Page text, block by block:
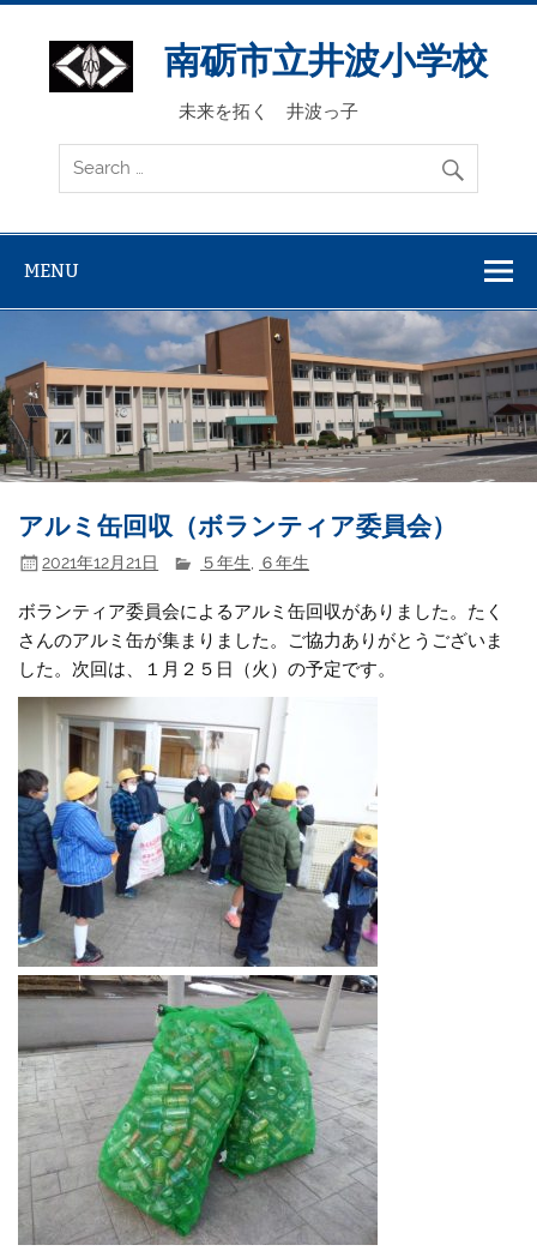
Skip
content
南砺市立井波小学校
未来を拓く 井波っ子
MENU
アルミ缶回収（ボランティア委員会）
2021年12月21日 ５年生 ６年生
ボランティア委員会によるアルミ缶回収がありました。たく
さんのアルミ缶が集まりました。ご協力ありがとうございま
した。次回は、１月２５日（火）の予定です。